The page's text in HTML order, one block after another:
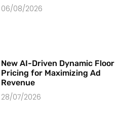
06/08/2026
New AI-Driven Dynamic Floor
Pricing for Maximizing Ad
Revenue
28/07/2026